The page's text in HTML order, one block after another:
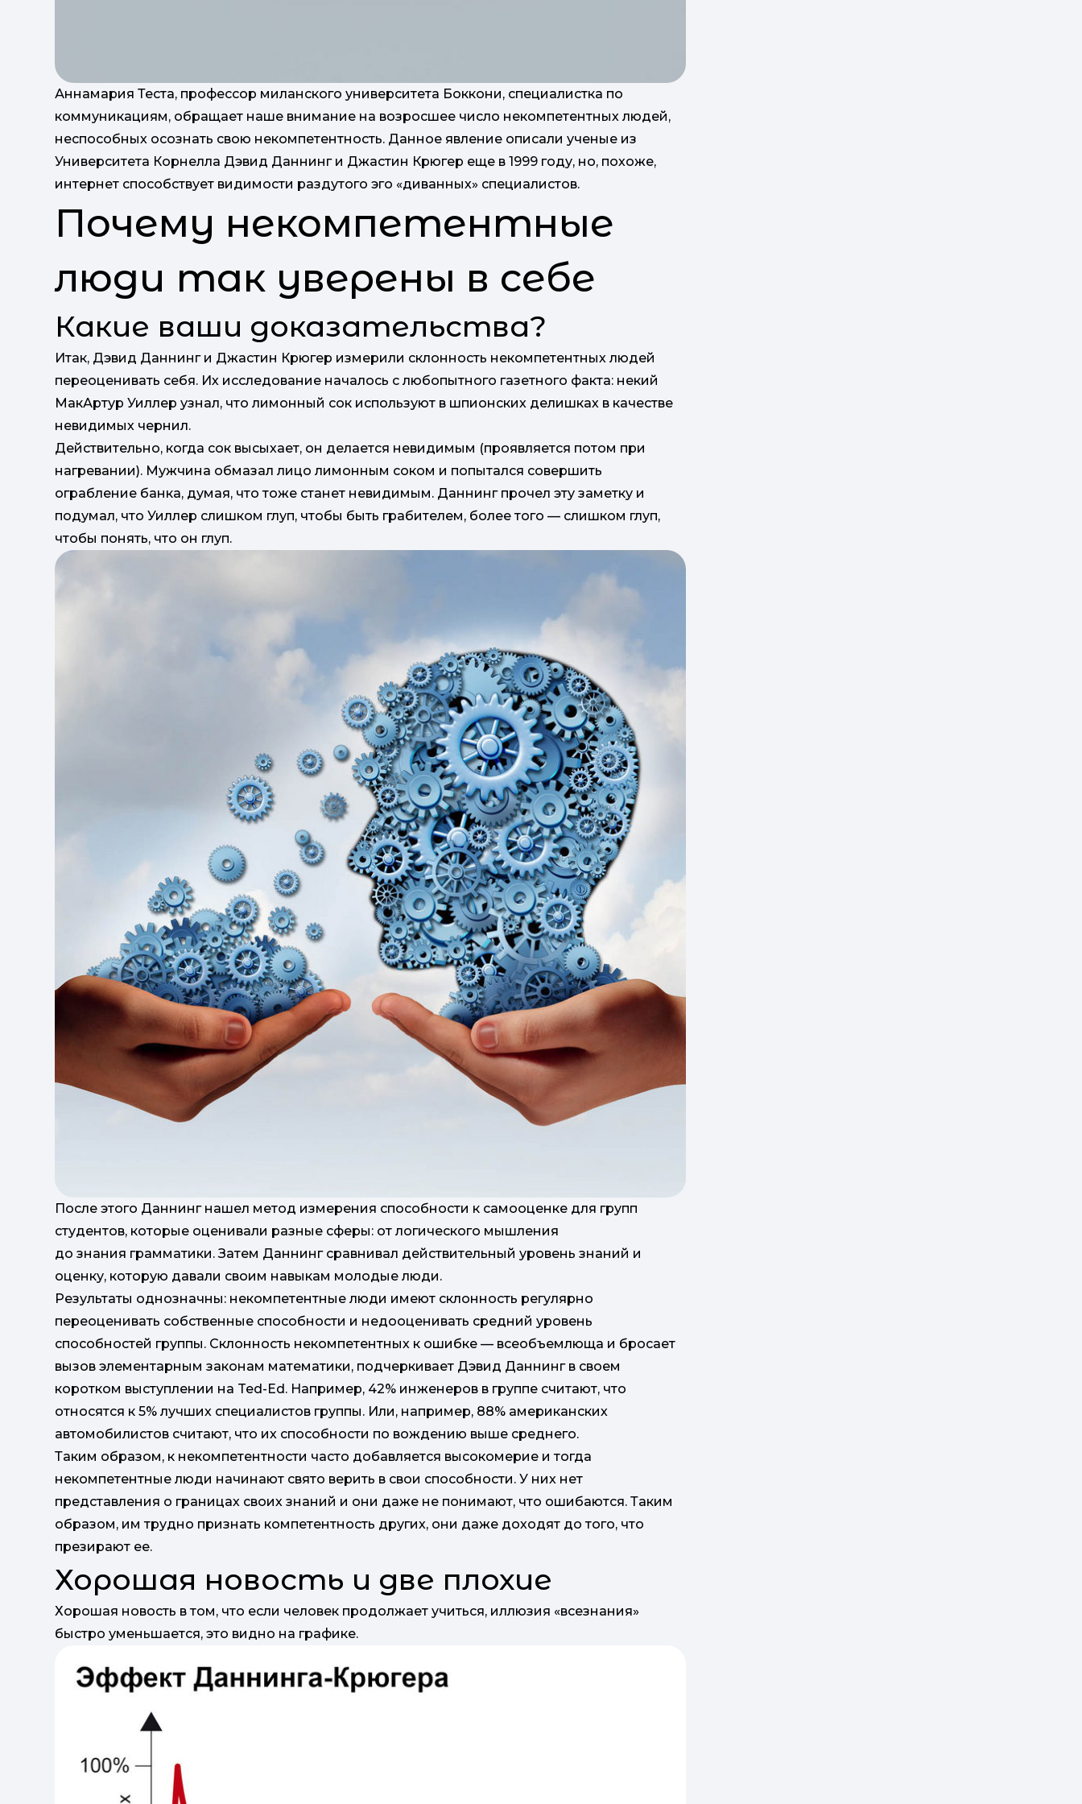
Аннамария Теста, профессор миланского университета Боккони, специалистка по
коммуникациям, обращает наше внимание на возросшее число некомпетентных людей,
неспособных осознать свою некомпетентность. Данное явление описали ученые из
Университета Корнелла Дэвид Даннинг и Джастин Крюгер еще в 1999 году, но, похоже,
интернет способствует видимости раздутого эго «диванных» специалистов.
Почему некомпетентные
люди так уверены в себе
Какие ваши доказательства?
Итак, Дэвид Даннинг и Джастин Крюгер измерили склонность некомпетентных людей
переоценивать себя. Их исследование началось с любопытного газетного факта: некий
МакАртур Уиллер узнал, что лимонный сок используют в шпионских делишках в качестве
невидимых чернил.
Действительно, когда сок высыхает, он делается невидимым (проявляется потом при
нагревании). Мужчина обмазал лицо лимонным соком и попытался совершить
ограбление банка, думая, что тоже станет невидимым. Даннинг прочел эту заметку и
подумал, что Уиллер слишком глуп, чтобы быть грабителем, более того — слишком глуп,
чтобы понять, что он глуп.
После этого Даннинг нашел метод измерения способности к самооценке для групп
студентов, которые оценивали разные сферы: от логического мышления
до знания грамматики. Затем Даннинг сравнивал действительный уровень знаний и
оценку, которую давали своим навыкам молодые люди.
Результаты однозначны: некомпетентные люди имеют склонность регулярно
переоценивать собственные способности и недооценивать средний уровень
способностей группы. Склонность некомпетентных к ошибке — всеобъемлюща и бросает
вызов элементарным законам математики, подчеркивает Дэвид Даннинг в своем
коротком выступлении на Ted-Ed. Например, 42% инженеров в группе считают, что
относятся к 5% лучших специалистов группы. Или, например, 88% американских
автомобилистов считают, что их способности по вождению выше среднего.
Таким образом, к некомпетентности часто добавляется высокомерие и тогда
некомпетентные люди начинают свято верить в свои способности. У них нет
представления о границах своих знаний и они даже не понимают, что ошибаются. Таким
образом, им трудно признать компетентность других, они даже доходят до того, что
презирают ее.
Хорошая новость и две плохие
Хорошая новость в том, что если человек продолжает учиться, иллюзия «всезнания»
быстро уменьшается, это видно на графике.